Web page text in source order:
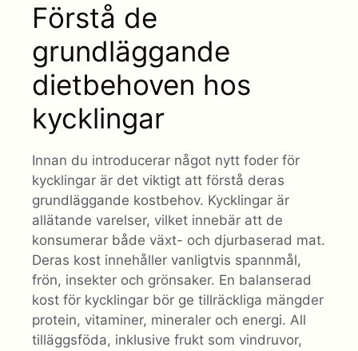
Förstå de
grundläggande
dietbehoven hos
kycklingar
Innan du introducerar något nytt foder för
kycklingar är det viktigt att förstå deras
grundläggande kostbehov. Kycklingar är
allätande varelser, vilket innebär att de
konsumerar både växt- och djurbaserad mat.
Deras kost innehåller vanligtvis spannmål,
frön, insekter och grönsaker. En balanserad
kost för kycklingar bör ge tillräckliga mängder
protein, vitaminer, mineraler och energi. All
tilläggsföda, inklusive frukt som vindruvor,